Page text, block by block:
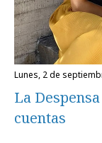
lunes, 2 de
La
cuentas